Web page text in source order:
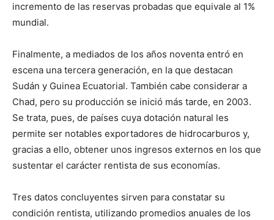
incremento de las reservas probadas que equivale al 1%
mundial.
Finalmente, a mediados de los años noventa entró en
escena una tercera generación, en la que destacan
Sudán y Guinea Ecuatorial. También cabe considerar a
Chad, pero su producción se inició más tarde, en 2003.
Se trata, pues, de países cuya dotación natural les
permite ser notables exportadores de hidrocarburos y,
gracias a ello, obtener unos ingresos externos en los que
sustentar el carácter rentista de sus economías.
Tres datos concluyentes sirven para constatar su
condición rentista, utilizando promedios anuales de los